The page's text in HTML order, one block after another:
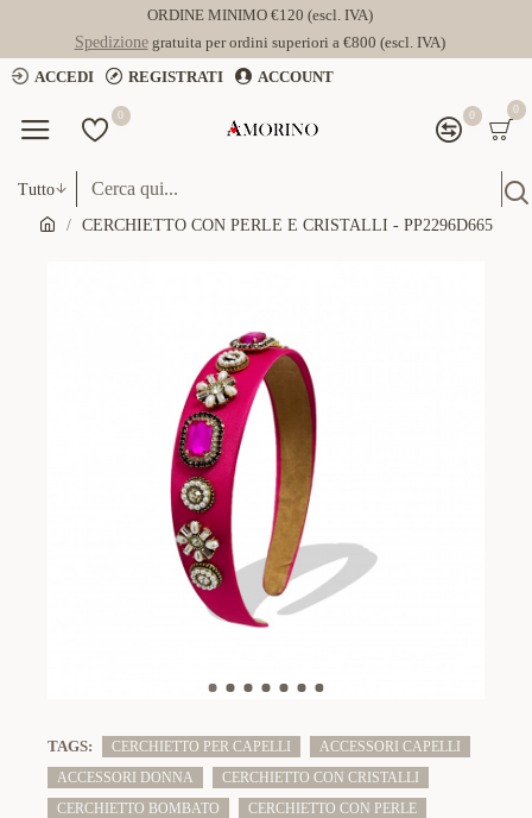
ORDINE MINIMO €120 (escl. IVA)
Spedizionegratuita per ordini superiori a €800 (escl. IVA)
ACCEDI
REGISTRATI ACCOUNT
0 0 0
Tutto
CERCHIETTO CON PERLE E CRISTALLI - PP2296D665
TAGS: CERCHIETTO PER CAPELLI
ACCESSORI CAPELLI
ACCESSORI DONNA
CERCHIETTO CON CRISTALLI
CERCHIETTO BOMBATO
CERCHIETTO CON PERLE